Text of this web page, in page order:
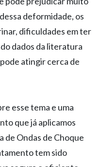
deformidade, os
dificuldades em ter
dados da literatura
atingir cerca de
esse tema e uma
que já aplicamos
de Ondas de Choque
tem sido